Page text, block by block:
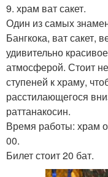
9. храм ват сакет.
Один из самых
Бангкока, ват сакет,
удивительно
атмосферой. Стоит
ступеней к храму,
расстилающегося
раттанакосин.
Время работы: храм
00.
Билет стоит 20 бат.